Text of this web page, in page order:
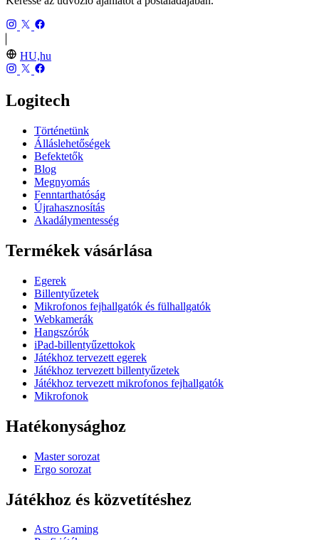
HU,hu
Logitech
Történetünk
Álláslehetőségek
Befektetők
Blog
Megnyomás
Fenntarthatóság
Újrahasznosítás
Akadálymentesség
Termékek vásárlása
Egerek
Billentyűzetek
Mikrofonos fejhallgatók és fülhallgatók
Webkamerák
Hangszórók
iPad-billentyűzettokok
Játékhoz tervezett egerek
Játékhoz tervezett billentyűzetek
Játékhoz tervezett mikrofonos fejhallgatók
Mikrofonok
Hatékonysághoz
Master sorozat
Ergo sorozat
Játékhoz és közvetítéshez
Astro Gaming